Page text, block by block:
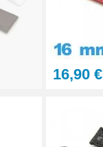
16,90 €